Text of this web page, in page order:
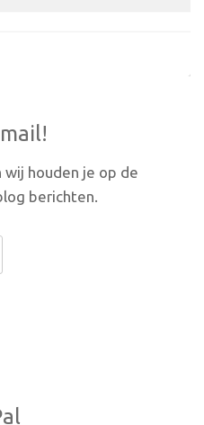
wij houden je op de
berichten.